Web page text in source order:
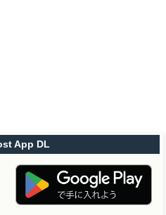
App DL